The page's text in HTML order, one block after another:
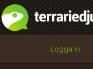
Logga in
integritetspolicy
Namn:
Begär nytt lösenord